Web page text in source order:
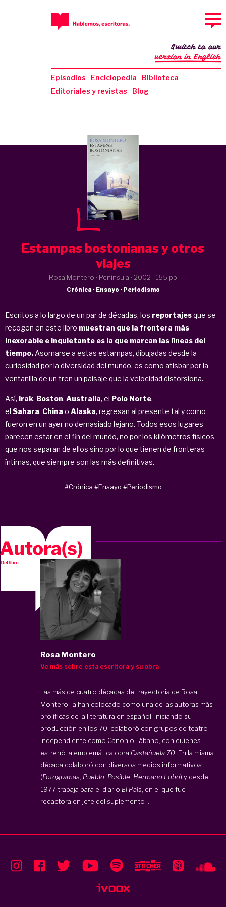
Episodios Enciclopedia
Biblioteca
Editoriales y revistas
Blog
Switch to our
version in English
Estampas bostonianas y otros
viajes
Rosa Montero · Península · 2002 · 155 pp
Crónica · Ensayo · Periodismo
Escritos a lo largo de un par de décadas, los reportajesque se
recogen en este libro muestran que la frontera más
inexorable e inquietante es la que marcan las líneas del
tiempo. Asomarse a estas estampas, dibujadas desde la
curiosidad por la diversidad del mundo, es como atisbar por la
ventanilla de un tren un paisaje que la velocidad distorsiona.
Así, Irak, Boston, Australia, el Polo Norte,
el Sahara, China o Alaska, regresan al presente tal y como
fueron en un ayer no demasiado lejano. Todos esos lugares
parecen estar en el fin del mundo, no por los kilómetros físicos
que nos separan de ellos sino por lo que tienen de fronteras
íntimas, que siempre son las más definitivas.
#Crónica #Ensayo #Periodismo
Rosa Montero
Ve más sobre esta escritora y su obra
Las más de cuatro décadas de trayectoria de Rosa
Montero, la han colocado como una de las autoras más
prolíficas de la literatura en español. Iniciando su
producción en los 70, colaboró con grupos de teatro
independiente como Canon o Tábano, con quienes
estrenó la emblemática obra Castañuela 70. En la misma
década colaboró con diversos medios informativos
(Fotogramas Pueblo Posible Hermano Lobo) y desde
1977 trabaja para el diario El País , en el que fue
redactora en jefe del suplemento ...